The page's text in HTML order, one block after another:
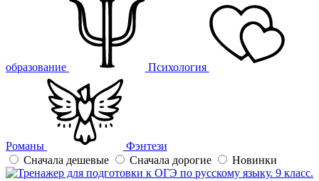
образование Психология
Романы
Фэнтези
Сначала дешевые
Сначала дорогие Новинки